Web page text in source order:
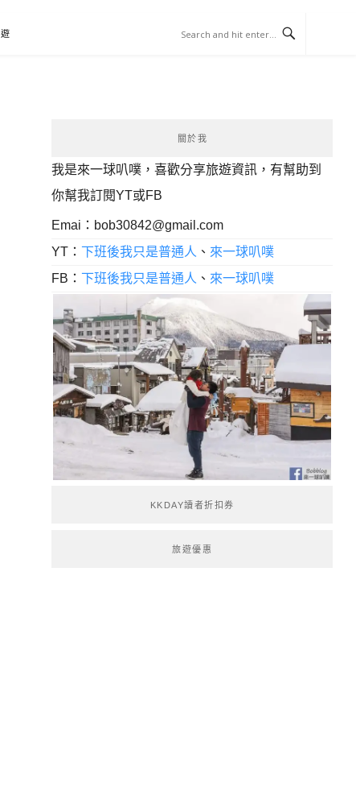
關於我
我是來一球叭噗，喜歡分享旅遊資訊，有幫助到
你幫我訂閱YT或FB
Emai： bob30842@gmail.com
YT：下班後我只是普通人 、 來一球叭噗
FB：下班後我只是普通人 、 來一球叭噗
KKDAY讀者折扣券
旅遊優惠